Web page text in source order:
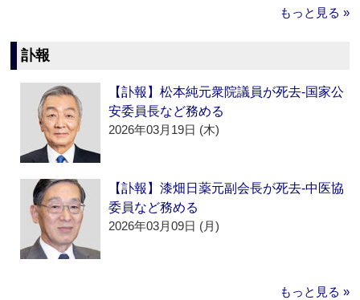
もっと見る »
訃報
【訃報】松本純元衆院議員が死去‐国家公
安委員長など務める
2026年03月19日 (木)
【訃報】漆畑日薬元副会長が死去‐中医協
委員など務める
2026年03月09日 (月)
もっと見る »